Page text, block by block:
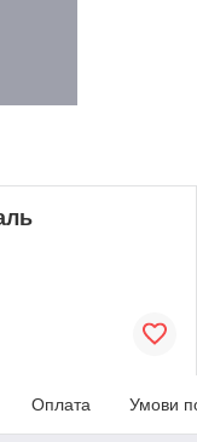
Оплата Умови